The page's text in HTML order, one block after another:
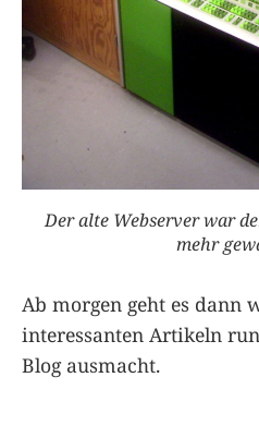
Der alte Webserver war
mehr
Ab morgen geht es dann
interessanten Artikeln
Blog ausmacht.